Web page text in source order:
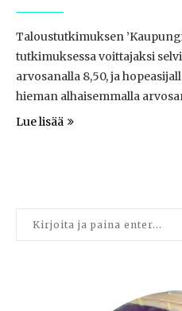
Taloustutkimuksen
tutkimuksessa voittajaksi
arvosanalla 8,50, ja
hieman alhaisemmalla
Lue lisää